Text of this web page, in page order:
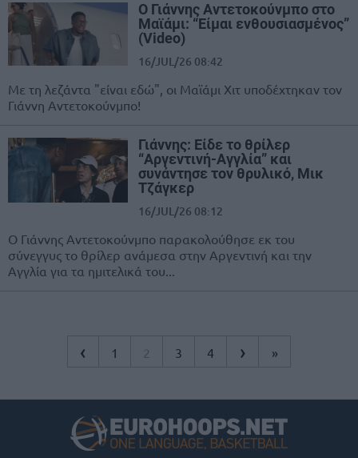
Ο Γιάννης Αντετοκούνμπο στο
Μαϊάμι: “Είμαι ενθουσιασμένος”
(Video)
16/JUL/26 08:42
Με τη λεζάντα "είναι εδώ", οι Μαϊάμι Χιτ υποδέχτηκαν τον
Γιάννη Αντετοκούνμπο!
Γιάννης: Είδε το θρίλερ
“Αργεντινή-Αγγλία” και
συνάντησε τον θρυλικό, Μικ
Τζάγκερ
16/JUL/26 08:12
Ο Γιάννης Αντετοκούνμπο παρακολούθησε εκ του
σύνεγγυς το θρίλερ ανάμεσα στην Αργεντινή και την
Αγγλία για τα ημιτελικά του...
‹ 1 2 3 4 › »